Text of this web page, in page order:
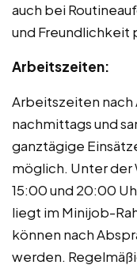
auch bei
und Freundlichkeit
Arbeitszeiten:
Arbeitszeiten
nachmittags und
ganztägige
möglich. Unter der
15:00 und 20:00
liegt im Minijob-
können nach
werden.